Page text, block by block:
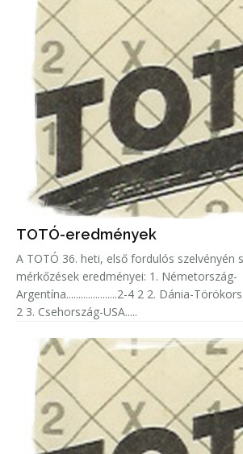
TOTÓ-eredmények
A TOTÓ 36. heti, első fordulós szelvényén
mérkőzések eredményei: 1. Németország-
Argentína.....................2-4 2 2. Dánia-
2 3. Csehország-USA.....